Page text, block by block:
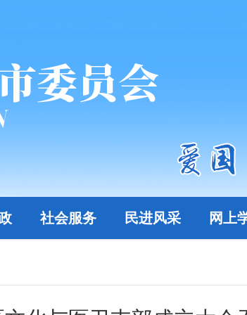
社会服务 民进风采 网上